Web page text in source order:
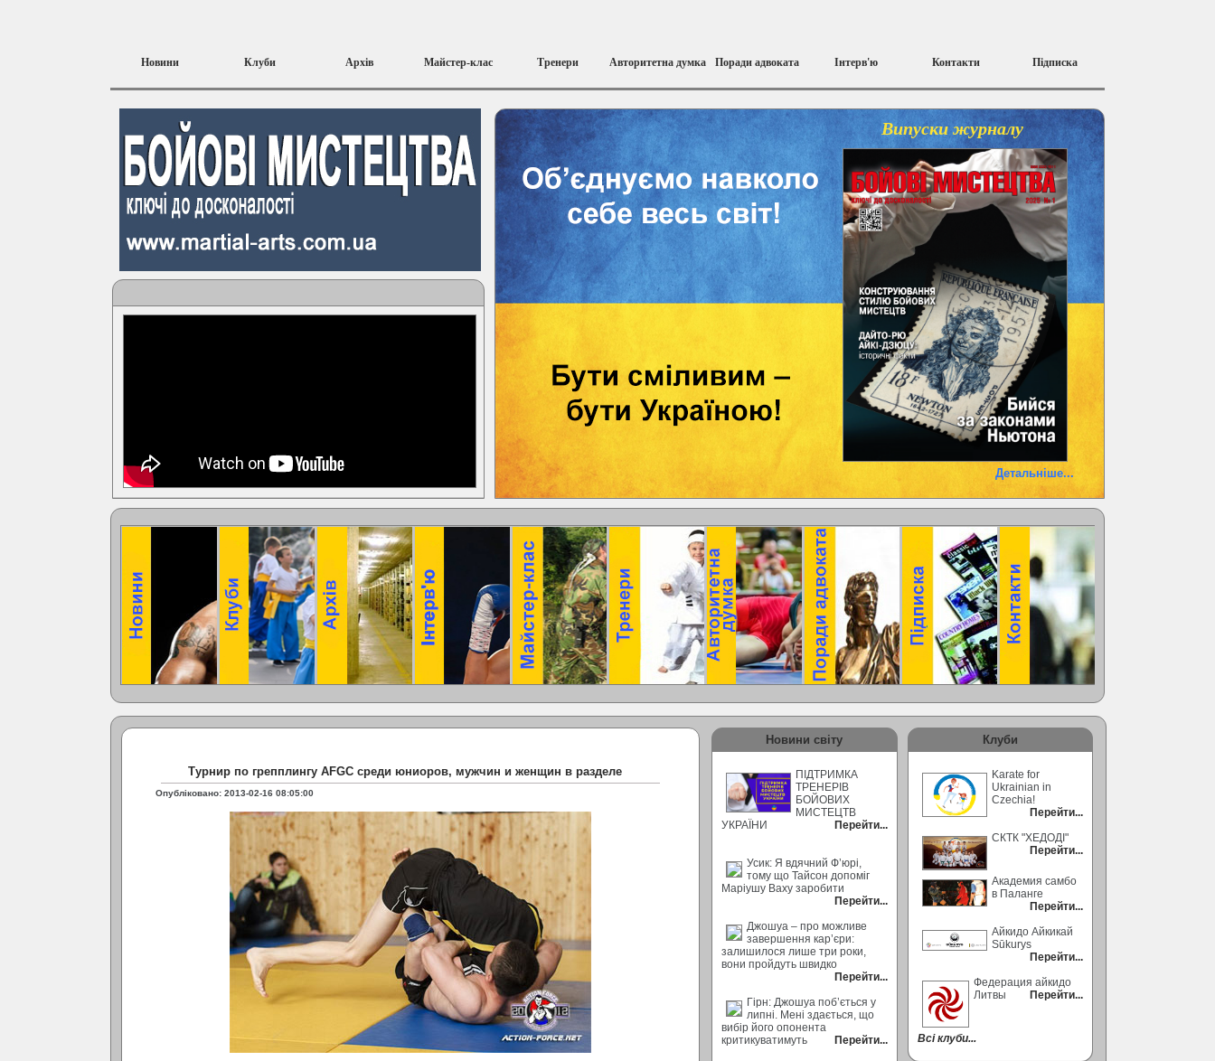
Новини Клуби Архів Майстер-клас Тренери Авторитетна думка Поради адвоката Інтерв'ю Контакти Підписка
Випуски журналу
Детальніше...
Турнир по грепплингу AFGC среди юниоров, мужчин и женщин в разделе
Опубліковано: 2013-02-16 08:05:00
Новини світу
ПІДТРИМКА
ТРЕНЕРІВ
БОЙОВИХ
МИСТЕЦТВ
УКРАЇНИ
Перейти...
Усик: Я вдячний Ф’юрі,
тому що Тайсон допоміг
Маріушу Ваху заробити
Перейти...
Джошуа – про можливе
завершення кар’єри:
залишилося лише три роки,
вони пройдуть швидко
Перейти...
Гірн: Джошуа поб’ється у
липні. Мені здається, що
вибір його опонента
критикуватимуть
Перейти...
Клуби
Karate for
Ukrainian in
Czechia!
Перейти...
СКТК "ХЕДОДІ"
Перейти...
Академия самбо
в Паланге
Перейти...
Айкидо Айкикай
Sūkurys
Перейти...
Федерация айкидо
Литвы
Перейти...
Всі клуби...